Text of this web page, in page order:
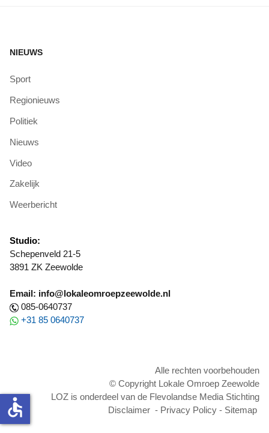
NIEUWS
Sport
Regionieuws
Politiek
Nieuws
Video
Zakelijk
Weerbericht
Studio:
Schepenveld 21-5
3891 ZK Zeewolde
Email: info@lokaleomroepzeewolde.nl
085-0640737
+31 85 0640737
Alle rechten voorbehouden
© Copyright Lokale Omroep Zeewolde
LOZ is onderdeel van de Flevolandse Media Stichting
Disclaimer - Privacy Policy - Sitemap
accessible